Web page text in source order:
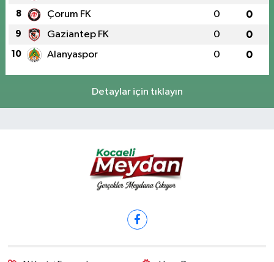
8 Çorum FK 0 0
9 Gaziantep FK 0 0
10 Alanyaspor 0 0
Detaylar için tıklayın